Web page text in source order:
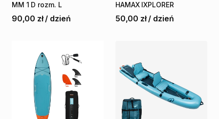
MM 1 D rozm. L
90,00 zł / dzień
HAMAX IXPLORER
50,00 zł / dzień